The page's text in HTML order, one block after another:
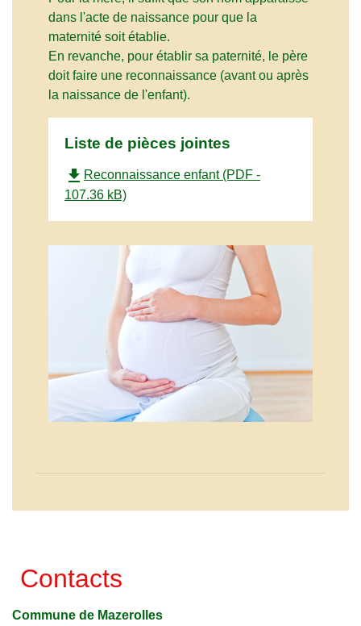
dans l'acte de naissance pour que la
maternité soit établie.
En revanche, pour établir sa paternité, le père
doit faire une reconnaissance (avant ou après
la naissance de l'enfant).
Liste de pièces jointes
file_download Reconnaissance enfant (PDF -
107.36 kB)
Contacts
Commune de Mazerolles